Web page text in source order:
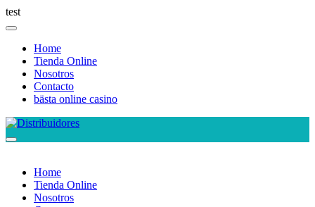
test
Home
Tienda Online
Nosotros
Contacto
bästa online casino
Home
Tienda Online
Nosotros